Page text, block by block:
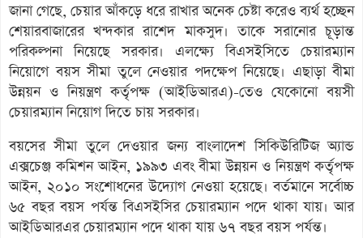
জানা গেছে, চেয়ার আঁকড়ে ধরে রাখার অনেক চেষ্টা করেও ব্যর্থ হচ্ছেন
শেয়ারবাজারের খন্দকার রাশেদ মাকসুদ। তাকে সরানোর চূড়ান্ত
পরিকল্পনা নিয়েছে সরকার। এলক্ষ্যে বিএসইসিতে চেয়ারম্যান
নিয়োগে বয়স সীমা তুলে নেওয়ার পদক্ষেপ নিয়েছে। এছাড়া বীমা
উন্নয়ন ও নিয়ন্ত্রণ কর্তৃপক্ষ (আইডিআরএ)-তেও যেকোনো বয়সী
চেয়ারম্যান নিয়োগ দিতে চায় সরকার।
বয়সের সীমা তুলে দেওয়ার জন্য বাংলাদেশ সিকিউরিটিজ অ্যান্ড
এক্সচেঞ্জ কমিশন আইন, ১৯৯৩ এবং বীমা উন্নয়ন ও নিয়ন্ত্রণ কর্তৃপক্ষ
আইন, ২০১০ সংশোধনের উদ্যোগ নেওয়া হয়েছে। বর্তমানে সর্বোচ্চ
৬৫ বছর বয়স পর্যন্ত বিএসইসির চেয়ারম্যান পদে থাকা যায়। আর
আইডিআরএর চেয়ারম্যান পদে থাকা যায় ৬৭ বছর বয়স পর্যন্ত।